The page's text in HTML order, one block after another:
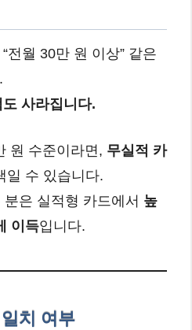
전월 30만 원 이상” 같은
사라집니다.
원 수준이라면, 무실적 카
일 수 있습니다.
은 실적형 카드에서 높
이득입니다.
치 여부